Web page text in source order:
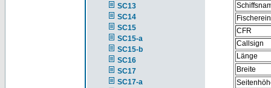
SC13
SC14
SC15
SC15-a
SC15-b
SC16
SC17
SC17-a
CFR
Callsign
Länge
Breite